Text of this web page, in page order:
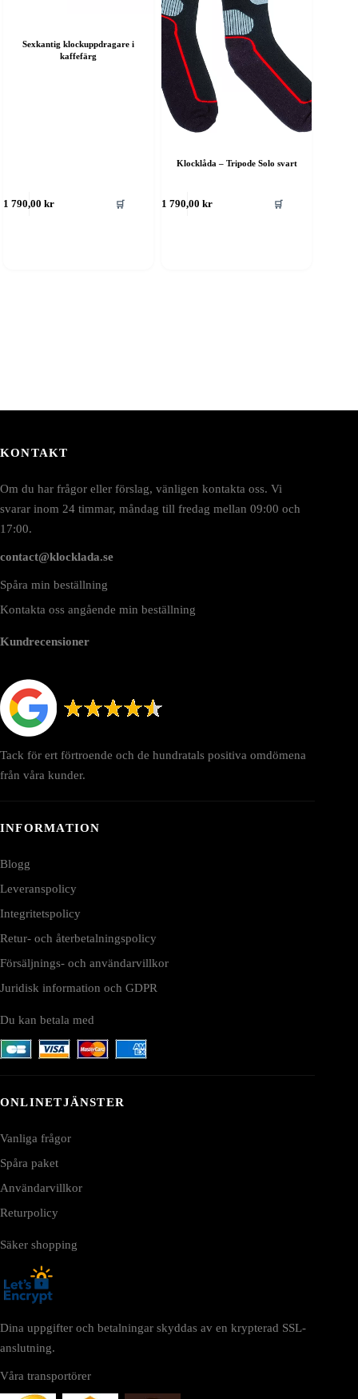
Sexkantig klockuppdragare i
kaffefärg
1 790,00kr 🛒
Klocklåda – Tripode Solo svart
1 790,00kr 🛒
KONTAKT
Om du har frågor eller förslag, vänligen kontakta oss. Vi
svarar inom 24 timmar, måndag till fredag mellan 09:00 och
17:00.
contact@klocklada.se
Spåra min beställning
Kontakta oss angående min beställning
Kundrecensioner
Tack för ert förtroende och de hundratals positiva omdömena
från våra kunder.
INFORMATION
Blogg
Leveranspolicy
Integritetspolicy
Retur- och återbetalningspolicy
Försäljnings- och användarvillkor
Juridisk information och GDPR
Du kan betala med
ONLINETJÄNSTER
Vanliga frågor
Spåra paket
Användarvillkor
Returpolicy
Säker shopping
Dina uppgifter och betalningar skyddas av en krypterad SSL-
anslutning.
Våra transportörer